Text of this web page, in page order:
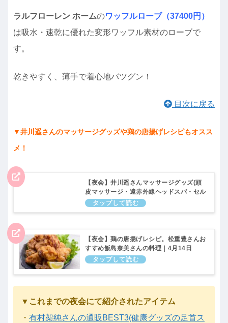
ラルフローレン ホームのワッフルローブ（37400円）
は吸水・速乾に優れた変形ワッフル素材のローブで
す。
乾きやすく、薄手で着心地バツグン！
目次に戻る
▼井川遥さんのマッサージグッズや鶏の唐揚げレシピもオスス
メ！
【夜会】井川遥さんマッサージグッズ(頭
皮マッサージ・遠赤外線ヘッドスパ・セル
ライトローラー)4月14日
【夜会】鶏の唐揚げレシピ。松重豊さんお
すすめ飯島奈美さんの料理｜4月14日
▼これまでの夜会にて紹介されたアイテム
・ 有村架純さんの通販BEST3(健康グッズの足首ス